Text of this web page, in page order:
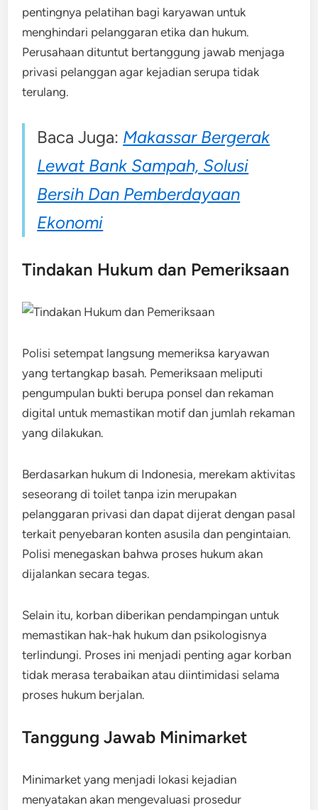
pentingnya pelatihan bagi karyawan untuk
menghindari pelanggaran etika dan hukum.
Perusahaan dituntut bertanggung jawab menjaga
privasi pelanggan agar kejadian serupa tidak
terulang.
Baca Juga: Makassar Bergerak
Lewat Bank Sampah, Solusi
Bersih Dan Pemberdayaan
Ekonomi
Tindakan Hukum dan Pemeriksaan
Polisi setempat langsung memeriksa karyawan
yang tertangkap basah. Pemeriksaan meliputi
pengumpulan bukti berupa ponsel dan rekaman
digital untuk memastikan motif dan jumlah rekaman
yang dilakukan.
Berdasarkan hukum di Indonesia, merekam aktivitas
seseorang di toilet tanpa izin merupakan
pelanggaran privasi dan dapat dijerat dengan pasal
terkait penyebaran konten asusila dan pengintaian.
Polisi menegaskan bahwa proses hukum akan
dijalankan secara tegas.
Selain itu, korban diberikan pendampingan untuk
memastikan hak-hak hukum dan psikologisnya
terlindungi. Proses ini menjadi penting agar korban
tidak merasa terabaikan atau diintimidasi selama
proses hukum berjalan.
Tanggung Jawab Minimarket
Minimarket yang menjadi lokasi kejadian
menyatakan akan mengevaluasi prosedur